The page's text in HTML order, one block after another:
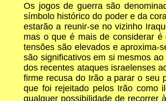
Os jogos de guerra são
símbolo histórico do poder e da
estarão a reunir-se no vizinho
mas o que é mais de considerar
tensões são elevados e aproxima-
são significativos em si mesmos
dos recentes ataques israelenses
firme recusa do Irão a parar o seu
que foi rejeitado pelos Irão como
qualquer possibilidade de recorrer